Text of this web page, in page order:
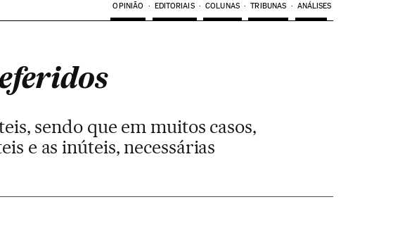
OPINIÃO EDITORIAIS COLUNAS TRIBUNAS ANÁLISES
sendo que em muitos casos,
e as inúteis, necessárias